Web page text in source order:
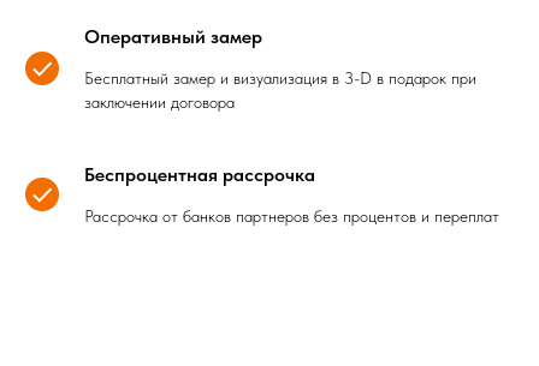
Оперативный замер
Бесплатный замер и визуализация в 3-D в подарок при
заключении договора
Беспроцентная рассрочка
Рассрочка от банков партнеров без процентов и переплат